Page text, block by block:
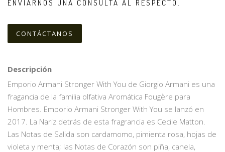
ENVIARNOS UNA CONSULTA AL RESPECTO.
CONTÁCTANOS
Descripción
Emporio Armani Stronger With You de Giorgio Armani es una
fragancia de la familia olfativa Aromática Fougère para
Hombres. Emporio Armani Stronger With You se lanzó en
2017. La Nariz detrás de esta fragrancia es Cecile Matton.
Las Notas de Salida son cardamomo, pimienta rosa, hojas de
violeta y menta; las Notas de Corazón son piña, canela,